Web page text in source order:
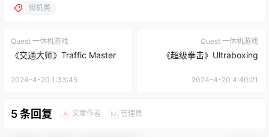
街机类
Quest 一体机游戏
《交通大师》Traffic Master
2024-4-20 1:33:45
Quest 一体机游戏
《超级拳击》Ultraboxing
2024-4-20 4:40:21
5 条回复 A 文章作者 M 管理员